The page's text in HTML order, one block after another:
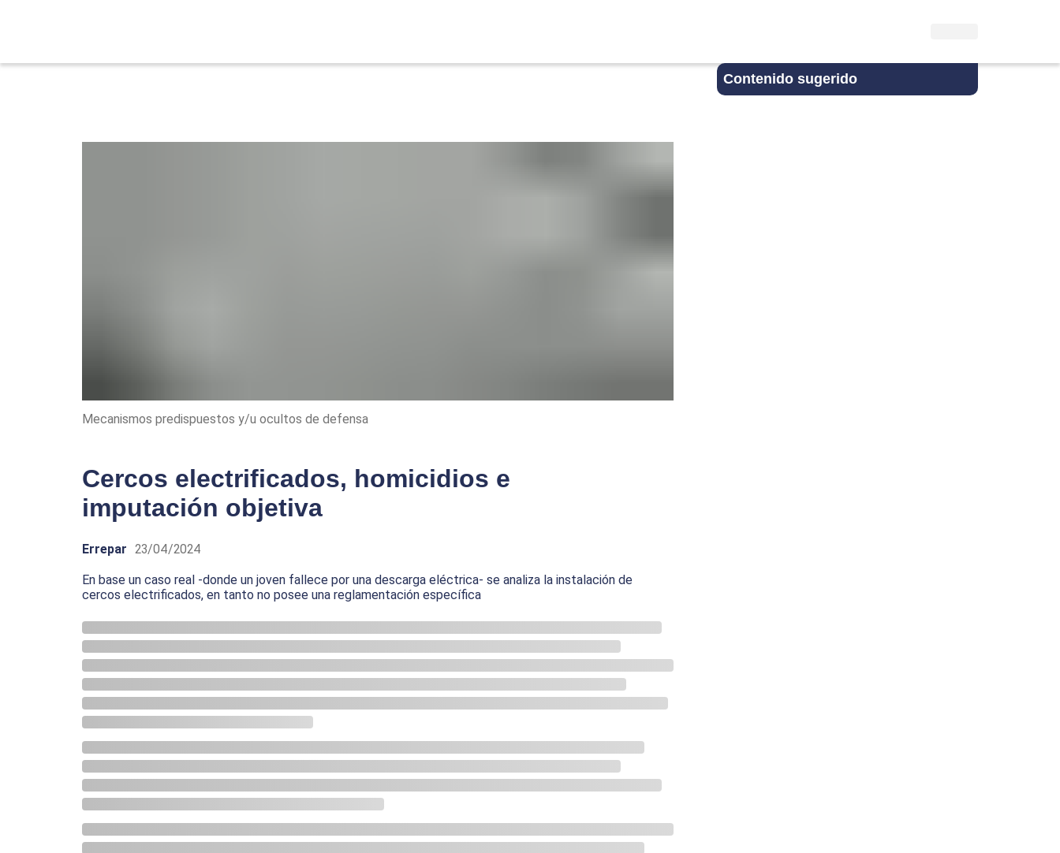
Contenido sugerido
Mecanismos predispuestos y/u ocultos de defensa
Cercos electrificados, homicidios e
imputación objetiva
Errepar 23/04/2024
En base un caso real -donde un joven fallece por una descarga eléctrica- se analiza la instalación de
cercos electrificados, en tanto no posee una reglamentación específica